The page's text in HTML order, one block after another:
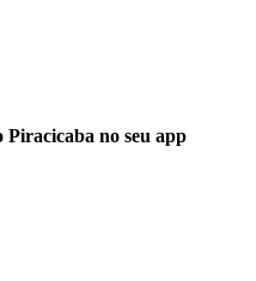
Piracicaba no seu app